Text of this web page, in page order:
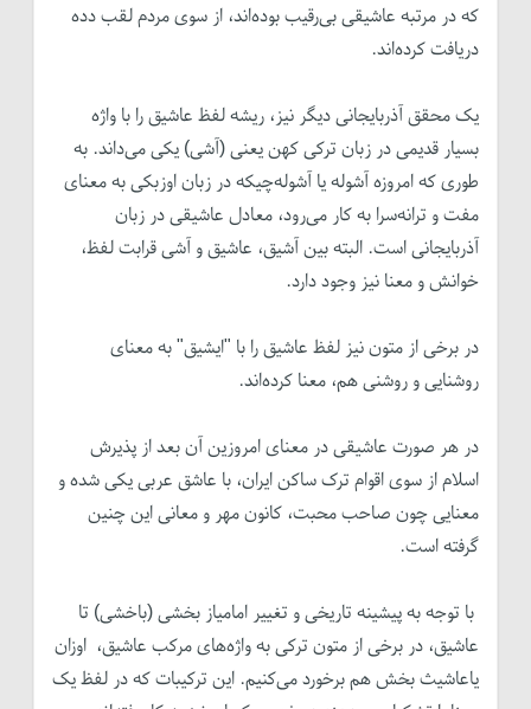
که در مرتبه عاشیقی بی‌رقیب بوده‌اند، از سوی مردم لقب د‌ده
دریافت کرده‌اند.
یک محقق آذربایجانی دیگر نیز، ریشه لفظ عاشیق را با واژه
بسیار قدیمی در زبان ترکی کهن یعنی (آشی) یکی می‌داند. به
طوری که امروزه آشوله یا آشوله‌چیکه در زبان اوزبکی به معنای
مفت و ترانه‌سرا به کار می‌رود، معادل عاشیقی در زبان
آذربایجانی است. البته بین آشیق، عاشیق و آشی قرابت لفظ،
خوانش و معنا نیز وجود دارد.
در برخی از متون نیز لفظ عاشیق را با "ایشیق" به معنای
روشنایی و روشنی هم، ‌معنا کرده‌اند.
در هر صورت عاشیقی در معنای امروزین آن بعد از پذیرش
اسلام از سوی اقوام ترک ساکن ایران، با عاشق عربی یکی شده و
معنایی چون صاحب محبت، کانون مهر و معانی این چنین
گرفته است.
با توجه به پیشینه تاریخی و تغییر امامیاز بخشی (باخشی) تا
عاشیق، در برخی از متون ترکی به واژه‌های مرکب عاشیق، اوزان
یاعاشیث بخش هم برخورد می‌کنیم. این ترکیبات که در لفظ یک